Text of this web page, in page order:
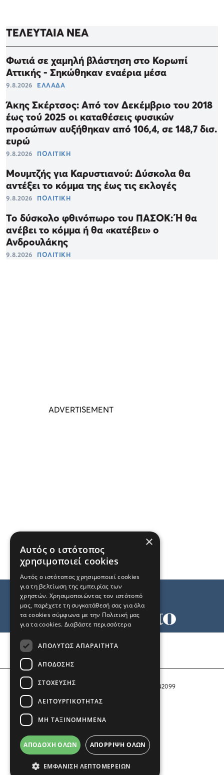
ΤΕΛΕΥΤΑΙΑ ΝΕΑ
Φωτιά σε χαμηλή βλάστηση στο Κορωπί
Αττικής - Σηκώθηκαν εναέρια μέσα
9.8.2026 ΕΛΛΑΔΑ
Άκης Σκέρτσος: Από τον Δεκέμβριο του 2018
έως τού 2025 οι καταθέσεις φυσικών
προσώπων αυξήθηκαν από 106,4, σε 148,7 δισ.
ευρώ
9.8.2026 ΠΟΛΙΤΙΚΗ
Μουμτζής για Καρυστιανού: Δύσκολα θα
αντέξει το κόμμα της έως τις εκλογές
9.8.2026 ΠΟΛΙΤΙΚΗ
Το δύσκολο φθινόπωρο του ΠΑΣΟΚ: Ή θα
ανέβει το κόμμα ή θα «κατέβει» ο
Ανδρουλάκης
9.8.2026 ΠΟΛΙΤΙΚΗ
Αριθμός Πιστοποίησης Μ.Η.Τ. 242099
COPYRIGHT © 2026 Το Μανιφέστο
×
Αυτός ο ιστότοπος
χρησιμοποιεί cookies
Αυτός ο ιστότοπος χρησιμοποιεί cookies
για τη βελτίωση της εμπειρίας των
χρηστών. Χρησιμοποιώντας τον ιστότοπό
μας, παρέχετε τη συγκατάθεσή σας για όλα
τα cookies σύμφωνα με την Πολιτική μας
για τα cookies. Διαβάστε περισσότερα
ΑΠΟΛΎΤΩΣ ΑΠΑΡΑΊΤΗΤΑ
ΑΠΌΔΟΣΗΣ
ΣΤΌΧΕΥΣΗΣ
ΛΕΙΤΟΥΡΓΙΚΌΤΗΤΑΣ
ΜΗ ΤΑΞΙΝΟΜΗΜΈΝΑ
ΑΠΟΔΟΧΉ ΌΛΩΝ ΑΠΌΡΡΙΨΗ ΌΛΩΝ
ΕΜΦΆΝΙΣΗ ΛΕΠΤΟΜΕΡΕΙΏΝ